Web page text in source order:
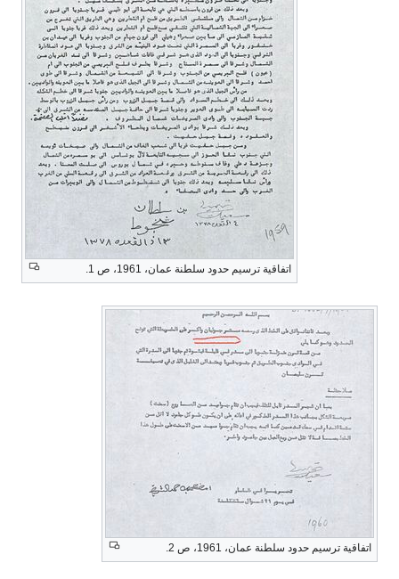
اتفاقية ترسيم حدود سلطنة عمان، 1961، ص 1.
اتفاقية ترسيم حدود سلطنة عمان، 1961، ص 2.